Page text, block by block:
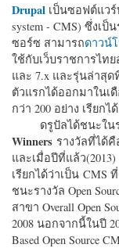
Drupal เป็นซอฟต์แวร์
system - CMS) ซึ่งเ
ซอร์ซ สามารถดาวน์
ใช้กับเว็บราชการไท
และ 7.x และรุ่นล่าสุด
ตัวแรกได้ออกมาในเ
กว่า 200 อย่าง เรียก
ดรูปัลได้ชนะในร
Winners รางวัลที่ได้คื
และเมื่อปีที่แล้ว
เรียกได้ว่าเป็น CMS
ชนะรางวัล Open
สาขา Overall Open
2008 นอกจากนี้ในปี
Based Open Source